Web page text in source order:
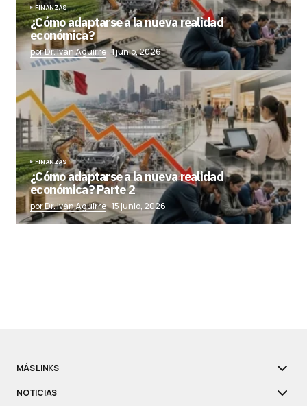
FINANZAS
¿Cómo adaptarse a la nueva realidad
económica?
por Dr. Iván Aguirre 1 junio, 2026
FINANZAS
¿Cómo adaptarse a la nueva realidad
económica? Parte 2
por Dr. Iván Aguirre 15 junio, 2026
MÁS LINKS
NOTICIAS